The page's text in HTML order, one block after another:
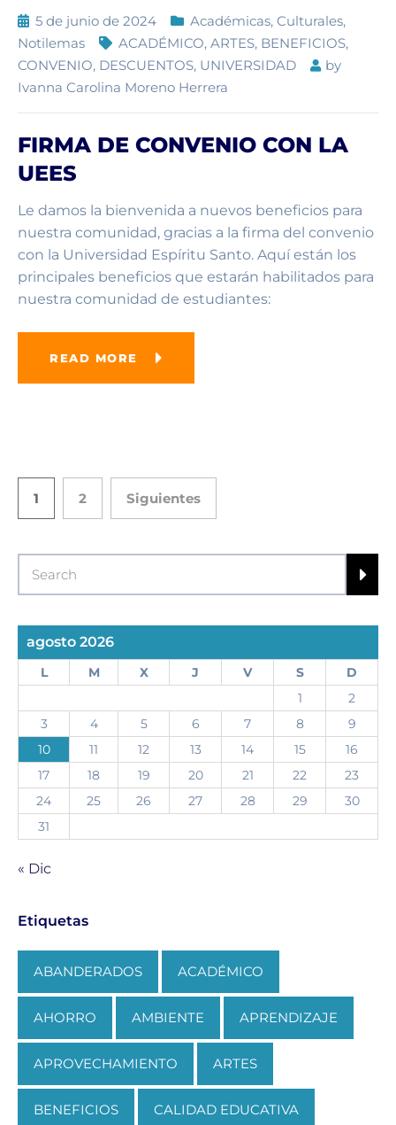
5 de junio de 2024 Académicas, Culturales,
Notilemas
ACADÉMICO, ARTES, BENEFICIOS,
CONVENIO, DESCUENTOS, UNIVERSIDAD
by
Ivanna Carolina Moreno Herrera
FIRMA DE CONVENIO CON LA
UEES
Le damos la bienvenida a nuevos beneficios para
nuestra comunidad, gracias a la firma del convenio
con la Universidad Espíritu Santo. Aquí están los
principales beneficios que estarán habilitados para
nuestra comunidad de estudiantes:
READ MORE
1 2 Siguientes
agosto 2026
L M X J V S
D
1
2
3
4 5 6 7 8
9
10
11 12 13 14 15
16
17
18 19 20 21 22
23
24
25 26 27 28 29
30
31
« Dic
Etiquetas
ABANDERADOS ACADÉMICO
AHORRO AMBIENTE APRENDIZAJE
APROVECHAMIENTO ARTES
BENEFICIOS CALIDAD EDUCATIVA